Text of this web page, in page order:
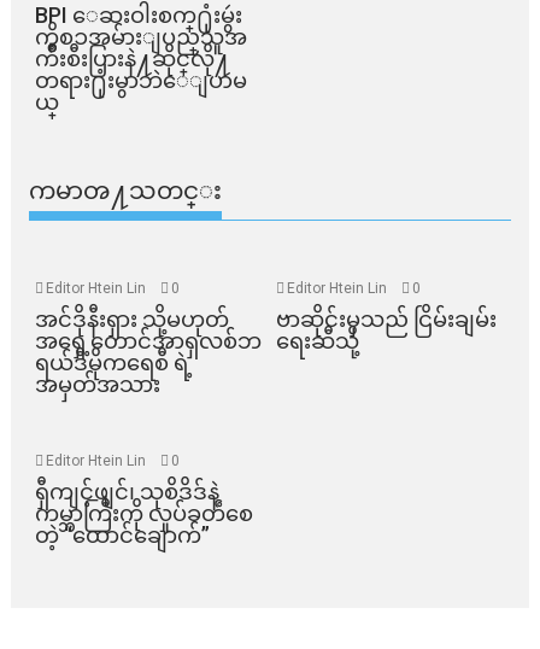
BPI ​ေဆးဝါးစက္​႐ုံးမွဴး
ကိစၥအမ်ားျပည္​သူအ
က်ိဳးစီးပြားနဲ႔ဆိုင္​လို႔
တရား႐ုံးမွာဘဲေျပာမ
ယ္​
ကမာၻ႔သတင္း
Editor Htein Lin 0
အင်ဒိုနီးရှား သို့မဟုတ်
အရှေ့တောင်အာရှလစ်ဘ
ရယ်ဒီမိုကရေစီ ရဲ့
အမှတ်အသား
Editor Htein Lin 0
ဗာဆိုင်းမှသည် ငြိမ်းချမ်း
ရေးဆီသို့
Editor Htein Lin 0
ရှီကျင့်ဖျင်၊ သုစိဒိဒ်နဲ့
ကမ္ဘာကြီးကို လှုပ်ခတ်စေ
တဲ့ “ထောင်ချောက်”